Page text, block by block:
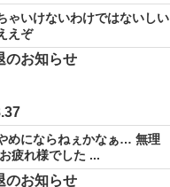
ゃいけないわけではないしい
えぞ
のお知らせ
めにならねぇかなぁ… 無理
疲れ様でした ...
のお知らせ